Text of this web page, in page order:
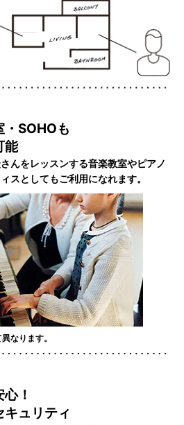
・SOHOも
能
んをレッスンする音楽教室やピアノ
スとしてもご利用になれます。
なります。
！
キュリティ